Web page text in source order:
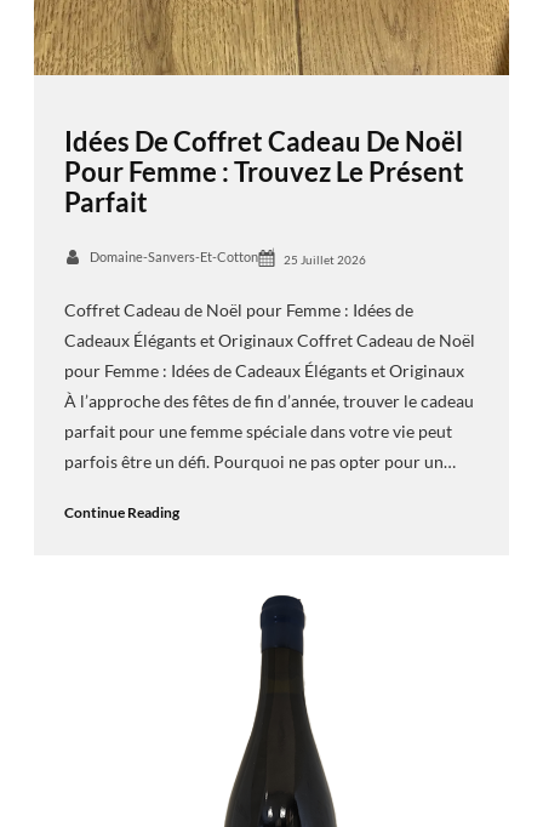
Idées De Coffret Cadeau De Noël
Pour Femme : Trouvez Le Présent
Parfait
Domaine-Sanvers-Et-Cotton 25 Juillet 2026
Coffret Cadeau de Noël pour Femme : Idées de
Cadeaux Élégants et Originaux Coffret Cadeau de Noël
pour Femme : Idées de Cadeaux Élégants et Originaux
À l’approche des fêtes de fin d’année, trouver le cadeau
parfait pour une femme spéciale dans votre vie peut
parfois être un défi. Pourquoi ne pas opter pour un…
Continue Reading